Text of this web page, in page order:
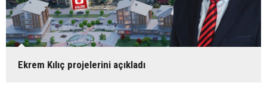
Ekrem Kılıç projelerini açıkladı